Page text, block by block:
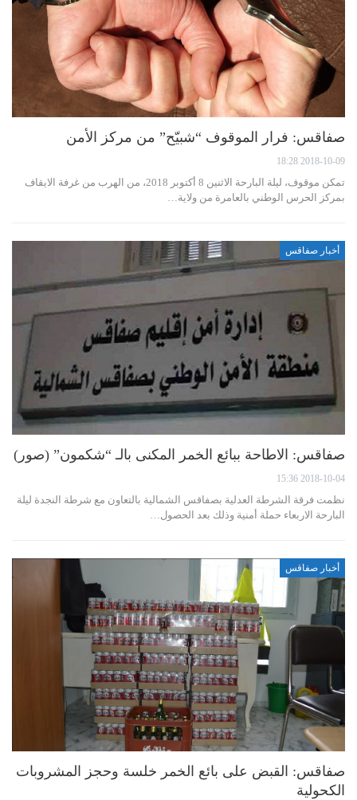
صفاقس: فرار الموقوف “شبيّح” من مركز الأمن
2018-10-09 18:28
تمكن موقوف، ليلة البارحة الاثنين 8 أكتوبر 2018، من الهرب من غرفة الايقاف
بمركز الحرس الوطني بالعامرة من ولاية…
أخبار صفاقس
صفاقس: الاطاحة ببائع الخمر المكنى بالـ “شكمون” (صور)
2018-10-04 15:36
نظمت فرقة الشرطة العدلية بصفاقس الشمالية بالتعاون مع شرطة النجدة ليلة
البارحة الاربعاء حملة أمنية وذلك بعد الحصول…
أخبار صفاقس
صفاقس: القبض على بائع الخمر خلسة وحجز المشروبات
الكحولية